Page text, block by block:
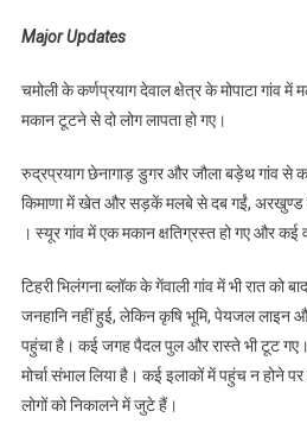
Major Updates
चमोली के कर्णप्रयाग देवाल क्षेत्र के मोपाटा गांव
मकान टूटने से दो लोग लापता हो गए।
रुद्रप्रयाग छेनागाड़ डुगर और जौला बड़ेथ गांव से
किमाणा में खेत और सड़कें मलबे से दब गईं, अरखुण्ड में
। स्यूर गांव में एक मकान क्षतिग्रस्त हो गए और कई
टिहरी भिलंगना ब्लॉक के गेंवाली गांव में भी रात को
जनहानि नहीं हुई, लेकिन कृषि भूमि, पेयजल लाइन
पहुंचा है। कई जगह पैदल पुल और रास्ते भी टूट गए।
मोर्चा संभाल लिया है। कई इलाकों में पहुंच न होने
लोगों को निकालने में जुटे हैं।